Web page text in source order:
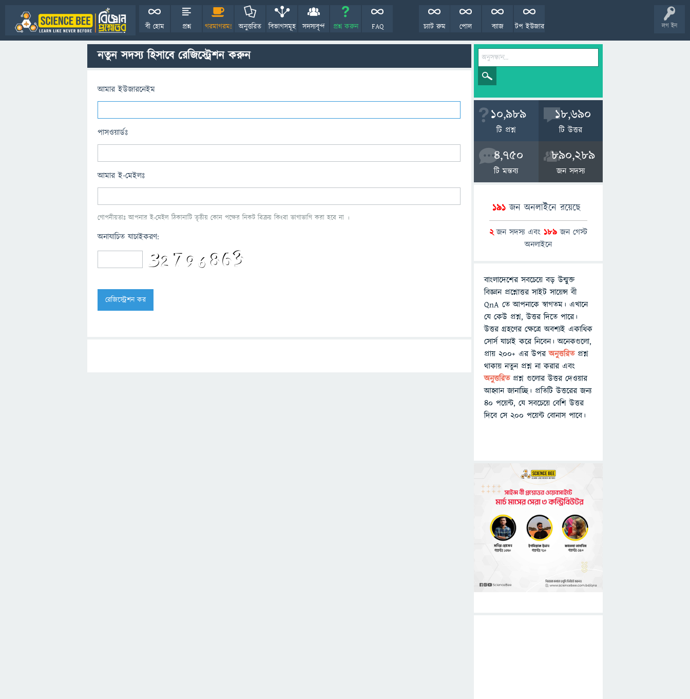
লগ ইন
বী হোম প্রশ্ন গরমাগরম! অনুত্তরিত বিভাগসমূহ সদস্যবৃন্দ প্রশ্ন করুন FAQ টপ ইউজার
ব্যাজ
পোল
চ্যাট রুম
নতুন সদস্য হিসাবে রেজিস্ট্রেশন করুন
আমার ইউজারনেইম
পাসওয়ার্ডঃ
আমার ই-মেইলঃ
গোপনীয়তাঃ আপনার ই-মেইল ঠিকানাটি তৃতীয় কোন পক্ষের নিকট বিক্রয় কিংবা ভাগাভাগি করা হবে না ।
অনাযাচিত যাচাইকরণ:
10,989
টি প্রশ্ন
18,690
টি উত্তর
4,750
টি মন্তব্য
890,289
জন সদস্য
191জন অনলাইনে রয়েছে
2জন সদস্য এবং 189 জন গেস্ট
অনলাইনে
বাংলাদেশের সবচেয়ে বড় উন্মুক্ত
বিজ্ঞান প্রশ্নোত্তর সাইট সায়েন্স বী
QnA তে আপনাকে স্বাগতম। এখানে
যে কেউ প্রশ্ন, উত্তর দিতে পারে।
উত্তর গ্রহণের ক্ষেত্রে অবশ্যই একাধিক
সোর্স যাচাই করে নিবেন। অনেকগুলো,
প্রায় ২০০+ এর উপরঅনুত্তরিতপ্রশ্ন
থাকায় নতুন প্রশ্ন না করার এবং
অনুত্তরিত প্রশ্ন গুলোর উত্তর দেওয়ার
আহ্বান জানাচ্ছি। প্রতিটি উত্তরের জন্য
৪০ পয়েন্ট, যে সবচেয়ে বেশি উত্তর
দিবে সে ২০০ পয়েন্ট বোনাস পাবে।